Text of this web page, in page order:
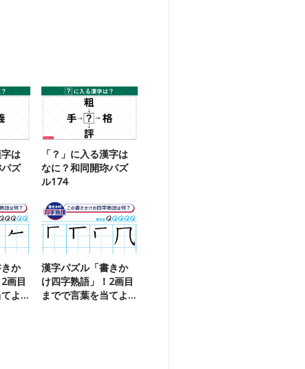
字は
ズ
「？」に入る漢字は
なに？和同開珎パズ
ル174
か
画目
よ
漢字パズル「書きか
け四字熟語」！2画目
までで言葉を当てよ